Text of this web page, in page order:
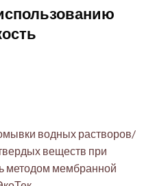
водных растворов/
веществ при
методом мембранной